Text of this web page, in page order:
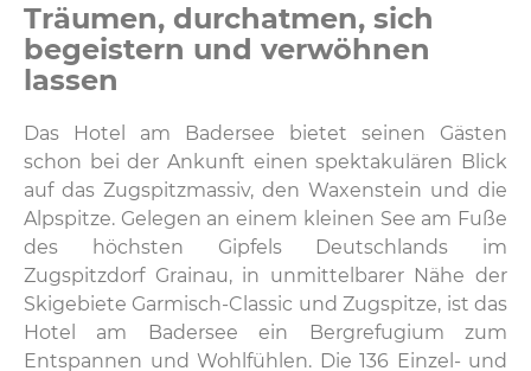
Träumen, durchatmen, sich
begeistern und verwöhnen
lassen
Das Hotel am Badersee bietet seinen Gästen
schon bei der Ankunft einen spektakulären Blick
auf das Zugspitzmassiv, den Waxenstein und die
Alpspitze. Gelegen an einem kleinen See am Fuße
des höchsten Gipfels Deutschlands im
Zugspitzdorf Grainau, in unmittelbarer Nähe der
Skigebiete Garmisch-Classic und Zugspitze, ist das
Hotel am Badersee ein Bergrefugium zum
Entspannen und Wohlfühlen. Die 136 Einzel- und